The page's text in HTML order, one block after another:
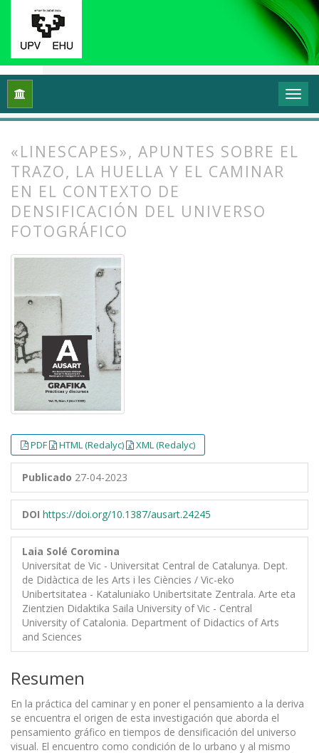
Inicio Vol. 11 Núm. 1 (2023): Grafika: Prácticas y
«LINESCAPES», APUNTES SOBRE EL
TRAZO, LA HUELLA Y EL CAMINAR
EN EL CONTEXTO DE
DENSIFICACIÓN DEL UNIVERSO
FOTOGRÁFICO
PDF HTML (Redalyc) XML (Redalyc)
Publicado 27-04-2023
DOI https://doi.org/10.1387/ausart.24245
Laia Solé Coromina
Universitat de Vic - Universitat Central de Catalunya. Dept.
de Didàctica de les Arts i les Ciències / Vic-eko
Unibertsitatea - Kataluniako Unibertsitate Zentrala. Arte eta
Zientzien Didaktika Saila University of Vic - Central
University of Catalonia. Department of Didactics of Arts
and Sciences
Resumen
En la práctica del caminar y en poner el pensamiento a la deriva
se encuentra el origen de esta investigación que aborda el
pensamiento gráfico en tiempos de densificación del universo
visual. El encuentro como condición de lo urbano y al mismo